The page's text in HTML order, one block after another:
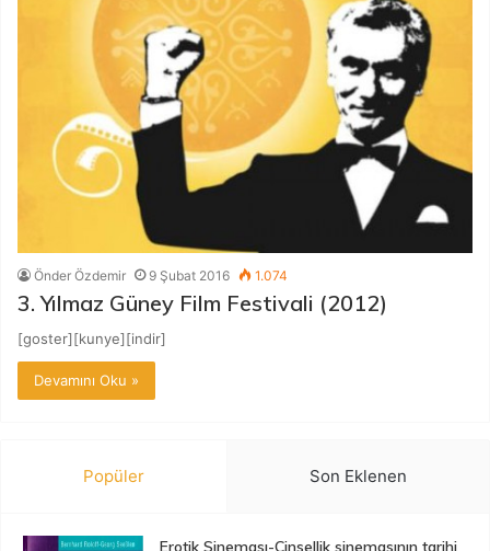
Önder Özdemir 9 Şubat 2016 1.074
3. Yılmaz Güney Film Festivali (2012)
[goster][kunye][indir]
Devamını Oku »
Popüler Son Eklenen
Erotik Sineması-Cinsellik sinemasının tarihi